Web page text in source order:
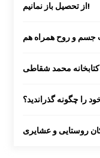
از تحصیل باز نمانیم!
جسم و روح همراه هم
کتابخانه محمد شقاطی
را چگونه گذراندید؟
روستایی و عشایری